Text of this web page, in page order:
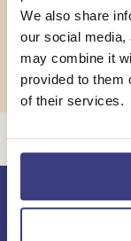
We also share
our social media,
may combine it
provided to them
of their services.
088 250